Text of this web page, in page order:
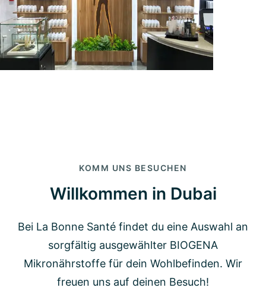
KOMM UNS BESUCHEN
Willkommen in Dubai
Bei La Bonne Santé findet du eine Auswahl an
sorgfältig ausgewählter BIOGENA
Mikronährstoffe für dein Wohlbefinden. Wir
freuen uns auf deinen Besuch!